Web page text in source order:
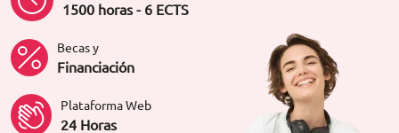
1500 horas - 6 ECTS
Becas y
Financiación
Plataforma Web
24 Horas